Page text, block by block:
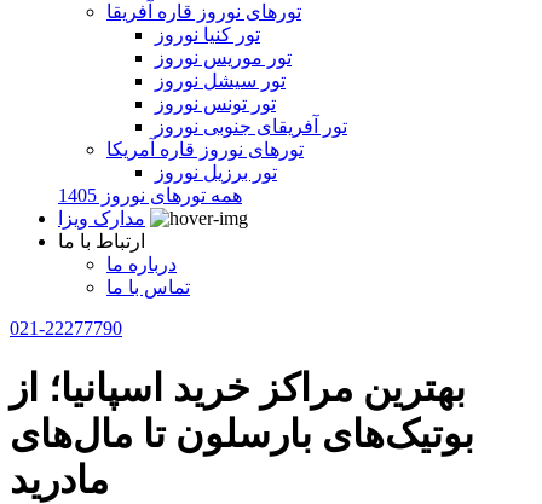
تورهای نوروز قاره آفریقا
تور کنیا نوروز
تور موریس نوروز
تور سیشل نوروز
تور تونس نوروز
تور آفریقای جنوبی نوروز
تورهای نوروز قاره آمریکا
تور برزیل نوروز
همه تورهای نوروز 1405
مدارک ویزا
ارتباط با ما
درباره ما
تماس با ما
021-22277790
بهترین مراکز خرید اسپانیا؛ از
بوتیک‌های بارسلون تا مال‌های
مادرید